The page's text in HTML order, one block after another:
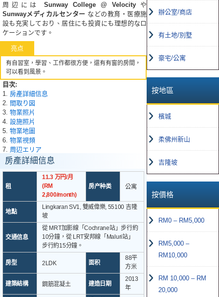
辦公室/商店
有土地/別墅
豪宅/公寓
按地區
檳城
柔佛州新山
吉隆坡
按價格
RM0 – RM5,000
RM5,000 –
RM10,000
RM 10,000 – RM
20,000
周辺にはSunway College @ Velocityや
Sunwayメディカルセンター などの教育・医療施
設も充実しており、居住にも投資にも理想的なロ
ケーションです。
亮点
有自習室，學習、工作都很方便，還有有窗的房間，
可以看到風景。
目次:
1. 房產詳細信息
2. 間取り図
3. 物業照片
4. 設施照片
5. 物業地圖
6. 物業視頻
7. 周辺エリア
房產詳細信息
租
11.3 万円/月
(RM
2,800/month)
房产种类 公寓
地點
Lingkaran SV1, 雙威偉樂, 55100 吉隆
坡
交通信息
從 MRT加影線「Cochrane站」步行約
10分鐘，從 LRT安邦線「Maluri站」
步行約15分鐘。
房型 2LDK 面积
88平
方米
建築結構 鋼筋混凝土 建造日期
2013
年